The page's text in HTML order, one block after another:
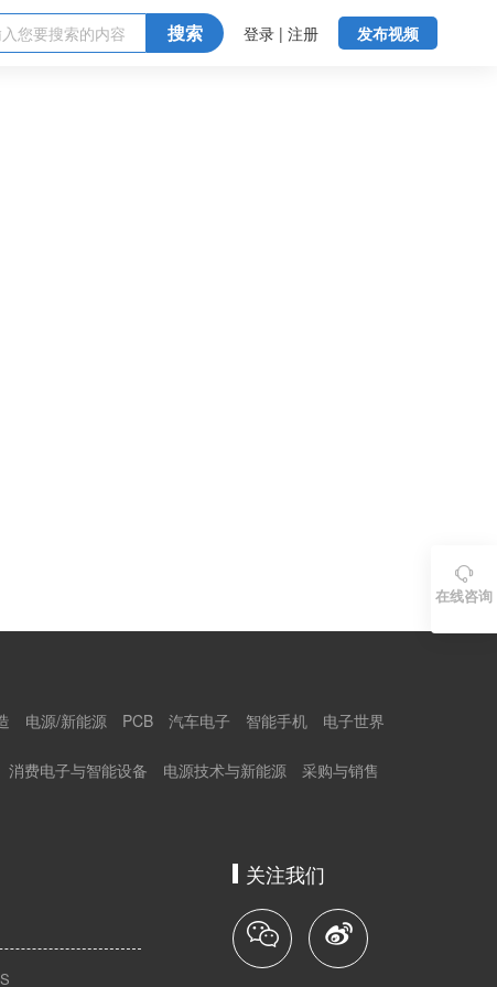
发布视频
登录 | 注册
搜索
电源/新能源 PCB 汽车电子 智能手机 电子世界
消费电子与智能设备 电源技术与新能源
采购与销售
关注我们

在线咨询